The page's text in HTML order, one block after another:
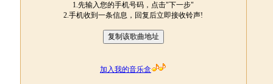
1.先输入您的手机号码，点击"下一步"
2.手机收到一条信息，回复后立即接收铃声!
加入我的音乐盒